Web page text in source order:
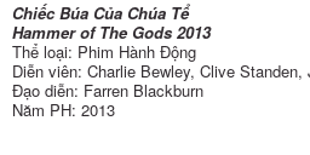
Chiếc Búa Của Chúa Tể
Hammer of The Gods 2013
Thể loại: Phim Hành Động
Diễn viên: Charlie Bewley, Clive
Đạo diễn: Farren Blackburn
Năm PH: 2013